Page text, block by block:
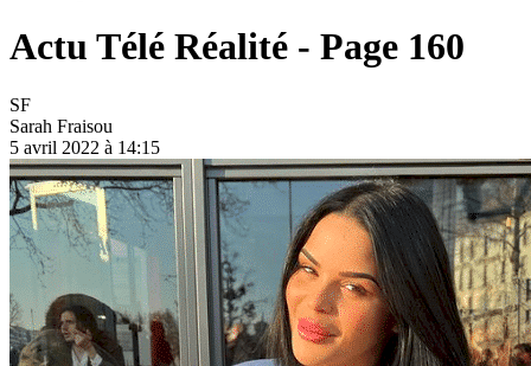
Actu Télé Réalité - Page 160
SF
Sarah Fraisou
5 avril 2022 à 14:15